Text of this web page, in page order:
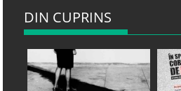
DIN CUPRINS